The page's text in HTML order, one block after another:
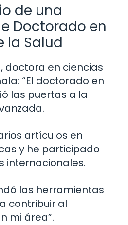
de una
Doctorado en
la Salud
doctora en ciencias
“El doctorado en
las puertas a la
artículos en
y he participado
internacionales.
las herramientas
contribuir al
mi área”.